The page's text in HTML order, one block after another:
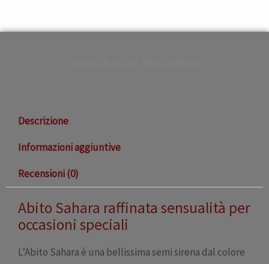
Descrizione
Informazioni aggiuntive
Recensioni (0)
Abito Sahara raffinata sensualità per
occasioni speciali
L’Abito Sahara è una bellissima semi sirena dal colore